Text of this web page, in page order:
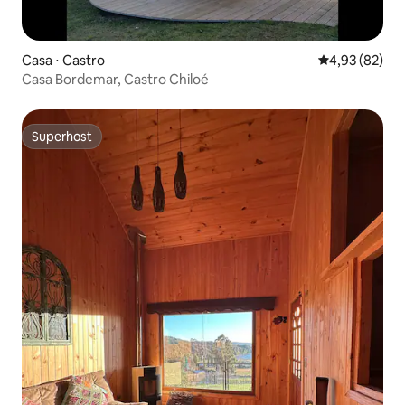
Casa ⋅ Castro 4,93 de uma
4,93 (82)
Casa Bordemar, Castro Chiloé
Superhost
Superhost